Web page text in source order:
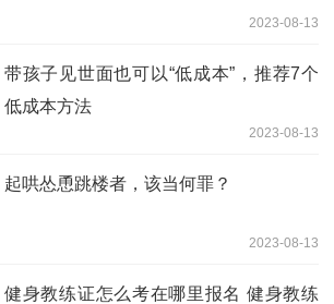
2023-08-13
带孩子见世面也可以“低成本”，推荐7个
低成本方法
2023-08-13
起哄怂恿跳楼者，该当何罪？
2023-08-13
健身教练证怎么考在哪里报名 健身教练